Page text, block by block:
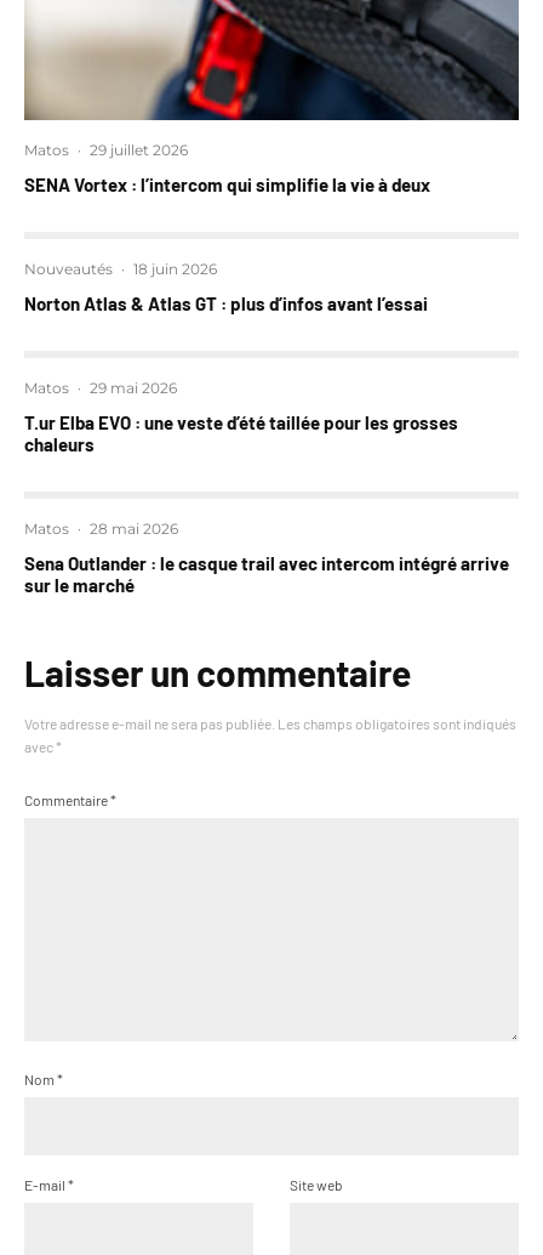
Matos · 29 juillet 2026
SENA Vortex : l’intercom qui simplifie la vie à deux
Nouveautés · 18 juin 2026
Norton Atlas & Atlas GT : plus d’infos avant l’essai
Matos · 29 mai 2026
T.ur Elba EVO : une veste d’été taillée pour les grosses
chaleurs
Matos · 28 mai 2026
Sena Outlander : le casque trail avec intercom intégré arrive
sur le marché
Laisser un commentaire
Votre adresse e-mail ne sera pas publiée. Les champs obligatoires sont indiqués
avec *
Commentaire*
Nom *
E-mail * Site web